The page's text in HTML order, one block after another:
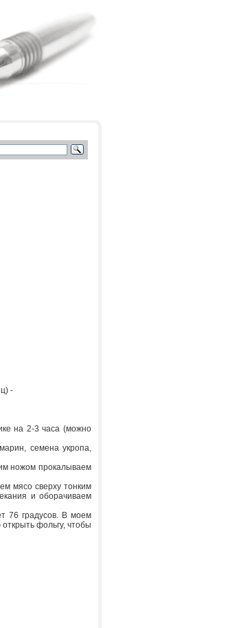
-
на 2-3 часа (можно
семена укропа,
ножом прокалываем
мясо сверху тонким
и оборачиваем
76 градусов. В моем
фольгу, чтобы